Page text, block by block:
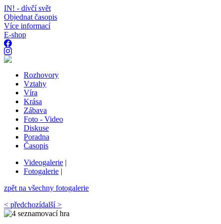
IN! - dívčí svět
Objednat časopis
Více informací
E-shop
Rozhovory
Vztahy
Víra
Krása
Zábava
Foto - Video
Diskuse
Poradna
Časopis
Videogalerie |
Fotogalerie |
zpět na všechny fotogalerie
< předchozídalší >